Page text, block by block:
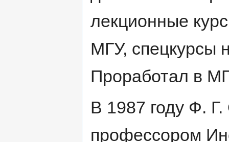
лекционные
МГУ, спецкурсы
Проработал в
В 1987 году Ф.
профессором